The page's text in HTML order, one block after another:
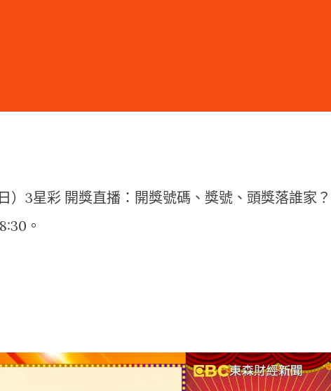
）3星彩 開獎直播：開獎號碼、獎號、頭獎落誰家
。